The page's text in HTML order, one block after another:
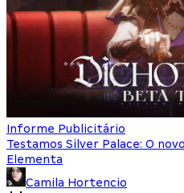
Informe Publicitário
Testamos Silver Palace: O
Elementa
Camila Hortencio